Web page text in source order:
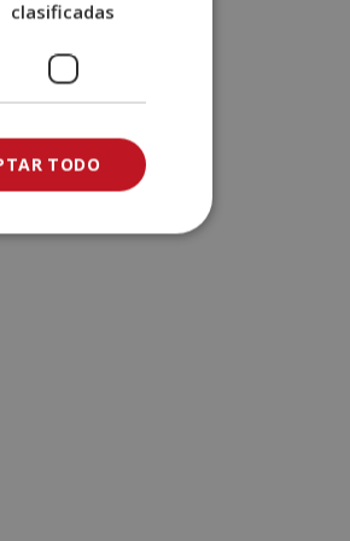
e
clasificadas
TODO